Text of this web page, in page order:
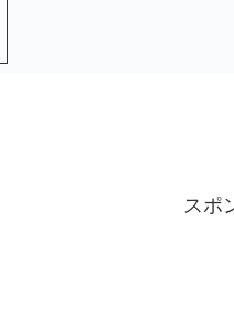
スポ